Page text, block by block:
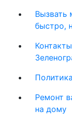
Вызвать
быстро,
Ремонт
на дому